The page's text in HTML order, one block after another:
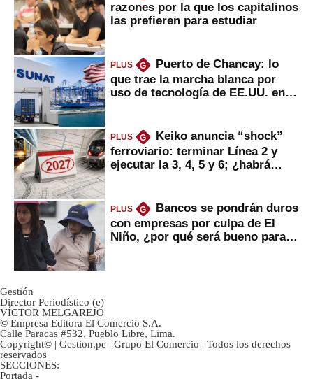
razones por la que los capitalinos
las prefieren para estudiar
PLUS G
Puerto de Chancay: lo
que trae la marcha blanca por
uso de tecnología de EE.UU. en
PLUS G
Keiko anuncia “shock”
ferroviario: terminar Línea 2 y
ejecutar la 3, 4, 5 y 6; ¿habrá
PLUS G
Bancos se pondrán duros
con empresas por culpa de El
Niño, ¿por qué será bueno para
Gestión
Director Periodístico (e)
VÍCTOR MELGAREJO
© Empresa Editora El Comercio S.A.
Calle Paracas #532, Pueblo Libre, Lima.
Copyright© | Gestion.pe | Grupo El Comercio | Todos los derechos
reservados
SECCIONES:
Portada -